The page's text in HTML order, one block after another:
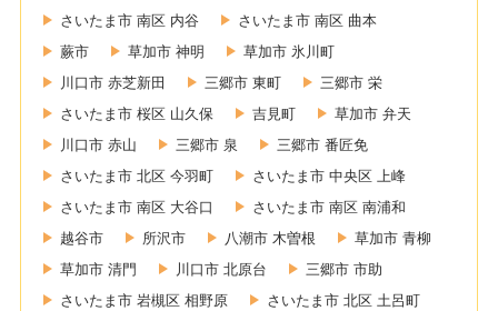
さいたま市 南区 内谷
さいたま市 南区 曲本
蕨市
草加市 神明
草加市 氷川町
川口市 赤芝新田
三郷市 東町
三郷市 栄
さいたま市 桜区 山久保
吉見町
草加市 弁天
川口市 赤山
三郷市 泉
三郷市 番匠免
さいたま市 北区 今羽町
さいたま市 中央区 上峰
さいたま市 南区 大谷口
さいたま市 南区 南浦和
越谷市
所沢市 八潮市 木曽根
草加市 青柳
草加市 清門
川口市 北原台
三郷市 市助
さいたま市 岩槻区 相野原
さいたま市 北区 土呂町